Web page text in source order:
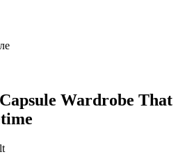
Wardrobe That